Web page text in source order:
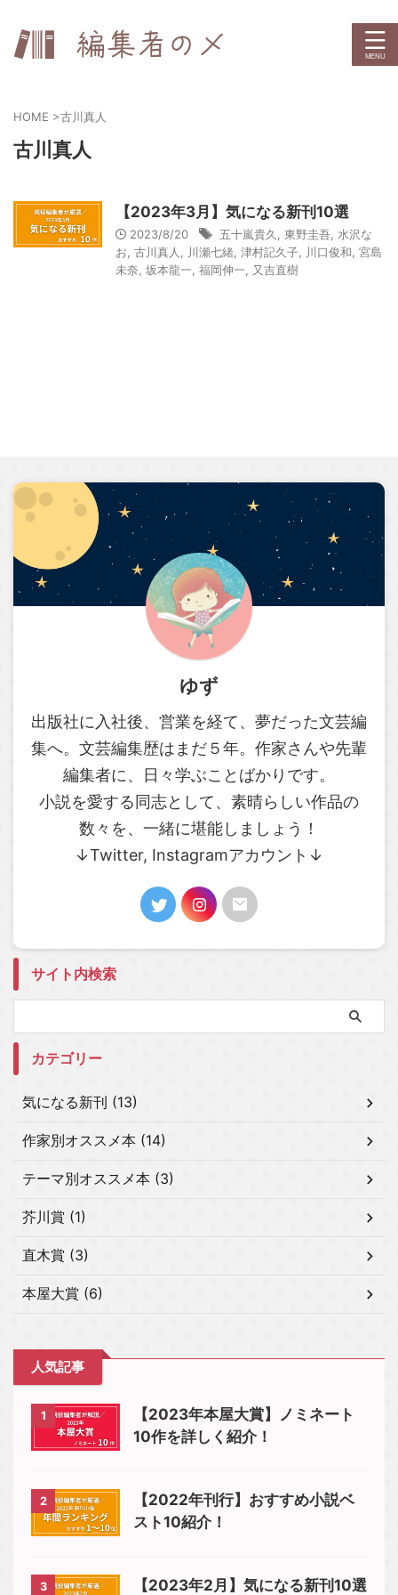
HOME >古川真人
古川真人
【2023年3月】気になる新刊10選
2023/8/20 五十嵐貴久 東野圭吾 水沢な
お 古川真人 川瀬七緒 津村記久子 川口俊和 宮島
未奈 坂本龍一 福岡伸一 又吉直樹
ゆず
出版社に入社後、営業を経て、夢だった文芸編
集へ。文芸編集歴はまだ５年。作家さんや先輩
編集者に、日々学ぶことばかりです。
小説を愛する同志として、素晴らしい作品の
数々を、一緒に堪能しましょう！
↓Twitter, Instagramアカウント↓
サイト内検索
カテゴリー
気になる新刊 (13)
作家別オススメ本 (14)
テーマ別オススメ本 (3)
芥川賞 (1)
直木賞 (3)
本屋大賞 (6)
人気記事
1
【2023年本屋大賞】ノミネート
10作を詳しく紹介！
2
【2022年刊行】おすすめ小説ベ
スト10紹介！
3 【2023年2月】気になる新刊10選